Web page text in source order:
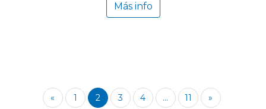
Más info
« 1 2 3 4 ... 11 »